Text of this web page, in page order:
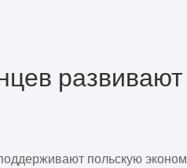
развивают
польскую